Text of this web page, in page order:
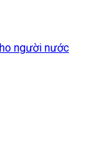
người nước